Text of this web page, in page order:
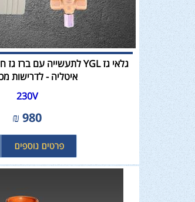
איטליה - לדרישות
230V
980
₪